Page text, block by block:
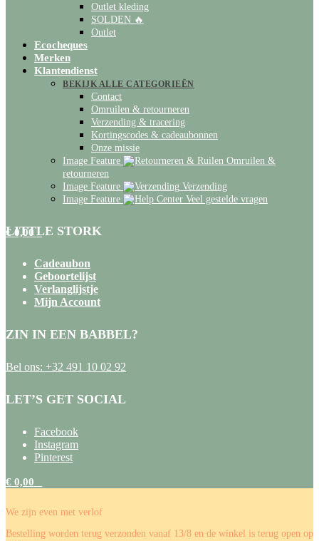
€0,00 0
Outlet kleding
SOLDEN 🔥
Outlet
Ecocheques
Merken
Klantendienst
BEKIJK ALLE CATEGORIEËN
Contact
Omruilen & retourneren
Verzending & tracering
Kortingscodes & cadeaubonnen
Onze missie
Image Feature
Omruilen &
retourneren
Image Feature
Verzending
Image Feature
Veel gestelde vragen
LITTLE STORK
Cadeaubon
Geboortelijst
Verlanglijstje
Mijn Account
ZIN IN EEN BABBEL?
Bel ons: +32 491 10 02 92
LET’S GET SOCIAL
Facebook
Instagram
Pinterest
€0,00
We zijn even met verlof
Bestelling worden terug verzonden vanaf 13/8 en de winkel is terug open op